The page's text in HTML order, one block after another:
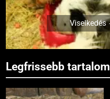
Viselkedés
Legfrissebb tartalom